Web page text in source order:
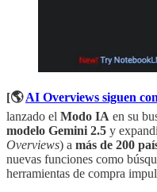
[🌎AI Overviews siguen
lanzado el Modo IA en su
modelo Gemini 2.5 y
Overviews) a más de 200
nuevas funciones como
herramientas de compra